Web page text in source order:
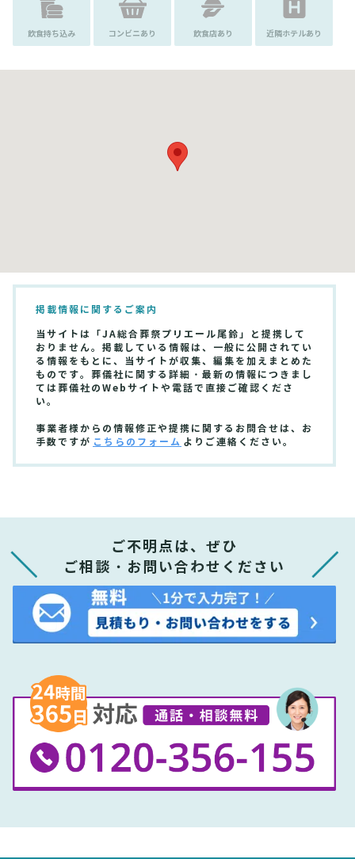
飲食持ち込み コンビニあり 飲食店あり 近隣ホテルあり
掲載情報に関するご案内
当サイトは「JA総合葬祭プリエール尾鈴」と提携して
おりません。掲載している情報は、一般に公開されてい
る情報をもとに、当サイトが収集、編集を加えまとめた
ものです。葬儀社に関する詳細・最新の情報につきまし
ては葬儀社のWebサイトや電話で直接ご確認くださ
い。
事業者様からの情報修正や提携に関するお問合せは、お
手数ですが こちらのフォーム よりご連絡ください。
ご不明点は、ぜひ
ご相談・お問い合わせください